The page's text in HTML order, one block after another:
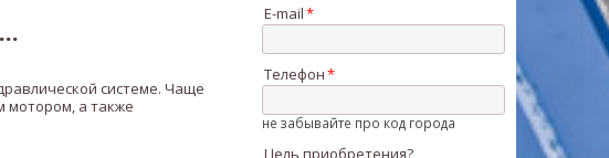
системе. Чаще
мотором, а также
E-mail
Телефон
не забывайте про код города
Цель приобретения?